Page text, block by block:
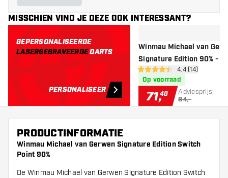
MISSCHIEN VIND JE DEZE OOK INTERESSANT?
GEPERSONALISEERDE
LASERGEGRAVEERDEDARTS
PERSONALISEER
Winmau Michael van
Signature Edition 90% -
open reviews
4.4 score sterren4.4 (14)
Op voorraad
71,40 Adviesprijs:
84,-
PRODUCTINFORMATIE
Winmau Michael van Gerwen Signature Edition Switch
Point 90%
De Winmau Michael van Gerwen Signature Edition Switch